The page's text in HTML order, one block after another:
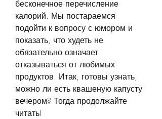
бесконечное перечисление
калорий. Мы постараемся
подойти к вопросу с юмором и
показать, что худеть не
обязательно означает
отказываться от любимых
продуктов. Итак, готовы узнать,
можно ли есть квашеную капусту
вечером? Тогда продолжайте
читать!